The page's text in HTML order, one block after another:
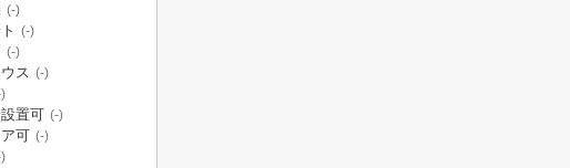
(-)
(-)
(-)
ス (-)
置可 (-)
可 (-)